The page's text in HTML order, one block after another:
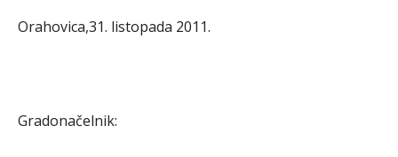
Orahovica,31. listopada 2011.
Gradonačelnik: